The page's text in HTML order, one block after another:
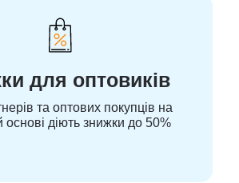
для оптовиків
та оптових покупців на
основі діють знижки до 50%